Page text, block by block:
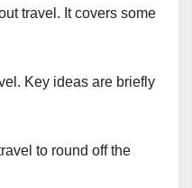
travel. It covers some
Key ideas are briefly
to round off the